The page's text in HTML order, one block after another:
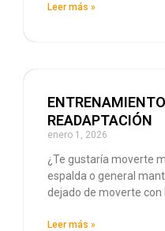
Leer más »
READAPTACIÓN
enero 1, 2026
¿Te gustaría moverte
espalda o general
dejado de moverte con
Leer más »